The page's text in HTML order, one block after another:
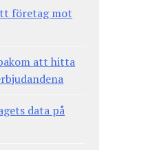
företag mot
att hitta
data på